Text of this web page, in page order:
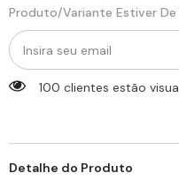
Produto/variante Estiver
100 clientes estão
Detalhe do Produto